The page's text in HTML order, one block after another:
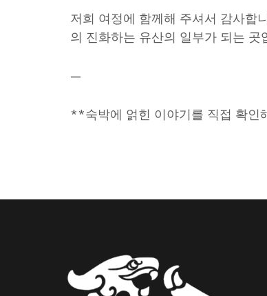
저희 여정에 함께해 주셔서 감사합
의 진화하는 유산의 일부가 되는 곳
—
**숙박에 얽힌 이야기를 직접 확인